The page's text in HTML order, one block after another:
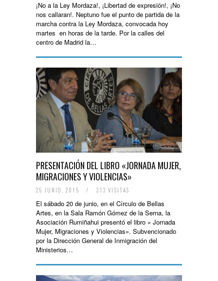
¡No a la Ley Mordaza!, ¡Libertad de expresión!, ¡No
nos callaran!. Neptuno fue el punto de partida de la
marcha contra la Ley Mordaza, convocada hoy
martes en horas de la tarde. Por la calles del
centro de Madrid la…
PRESENTACIÓN DEL LIBRO «JORNADA MUJER,
MIGRACIONES Y VIOLENCIAS»
25 JUNIO, 2015 / 313 VISITAS
El sábado 20 de junio, en el Círculo de Bellas
Artes, en la Sala Ramón Gómez de la Serna, la
Asociación Rumiñahui presentó el libro » Jornada
Mujer, Migraciones y Violencias». Subvencionado
por la Dirección General de Inmigración del
Ministerios…